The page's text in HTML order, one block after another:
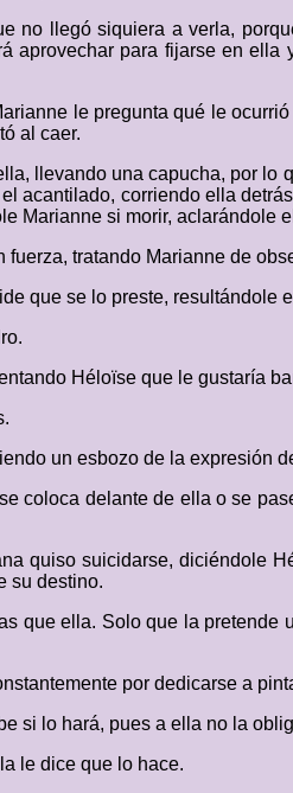
no llegó siquiera a verla,
aprovechar para fijarse en
le pregunta qué le
al caer.
llevando una capucha, por
acantilado, corriendo ella
Marianne si morir, aclarándole
tratando Marianne de
que se lo preste, resultándole
Héloïse que le gustaría
un esbozo de la expresión
coloca delante de ella o se
quiso suicidarse, diciéndole
su destino.
que ella. Solo que la
por dedicarse a
si lo hará, pues a ella no la
le dice que lo hace.